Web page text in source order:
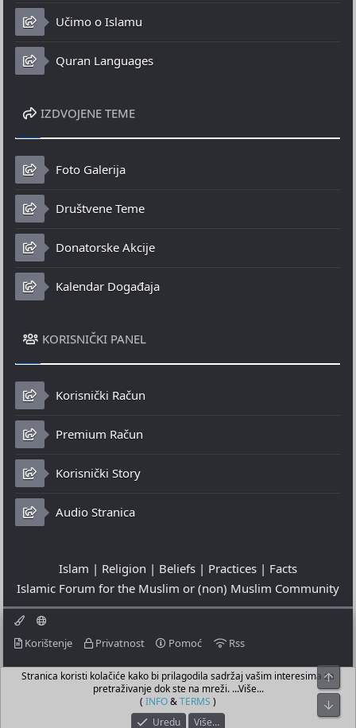
Učimo o Islamu
Quran Languages
IZDVOJENE TEME
Foto Galerija
Društvene Teme
Donatorske Akcije
Kalendar Događaja
KORISNIČKI PANEL
Korisnički Račun
Premium Račun
Korisnički Story
Audio Stranica
Islam | Religion | Beliefs | Practices | Facts
Islamic Forum for the Muslim or (non) Muslim Community
Korištenje Privatnost Pomoć Rss
© 2023 - 08-08-2026
© Islamic Community Platform ®
Stranica koristi kolačiće kako bi prilagodila sadržaj vašim interesima za
pretraživanje dok ste na mreži. ...Više...
( INFO&TERMS )
Uredu
Više…
Top